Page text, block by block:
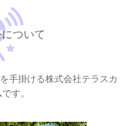
について
手掛ける株式会社テラスカ
す。